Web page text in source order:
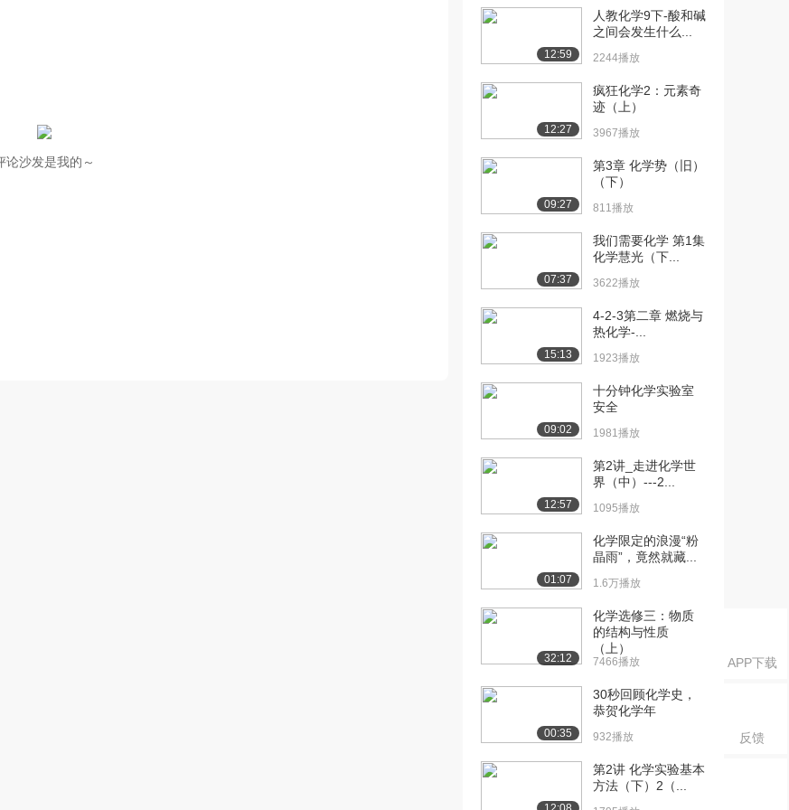
APP下载
反馈
论沙发是我的～
[10] 02 原核细胞和古核细
1752播放
07:34
[11] 03 真核细胞和病毒
1727播放
[12] 03 真核细胞和病毒
1480播放
13:17
[13] 01 细胞形态观察方法
10:41
[14] 01 细胞形态观察方法
10:40
[15] 02 细胞及其组分分析
06:31
[16] 02 细胞及其组分分析
06:29
[17] 03 细胞培养与细胞工
05:51
[18] 03 细胞培养与细胞工
程（下）
05:53
动态变化（上...
动态变化（下...
12:59
人教化学9下-酸和碱
之间会发生什么...
2244播放
12:27
疯狂化学2：元素奇
迹（上）
3967播放
09:27
第3章 化学势（旧）
（下）
811播放
07:37
我们需要化学 第1集
化学慧光（下...
3622播放
15:13
4-2-3第二章 燃烧与
热化学-...
1923播放
09:02
十分钟化学实验室
安全
1981播放
12:57
第2讲_走进化学世
界（中）---2...
1095播放
01:07
化学限定的浪漫“粉
晶雨”，竟然就藏...
1.6万播放
32:12
化学选修三：物质
的结构与性质
（上）
7466播放
00:35
30秒回顾化学史，
恭贺化学年
932播放
第2讲 化学实验基本
方法（下）2（...